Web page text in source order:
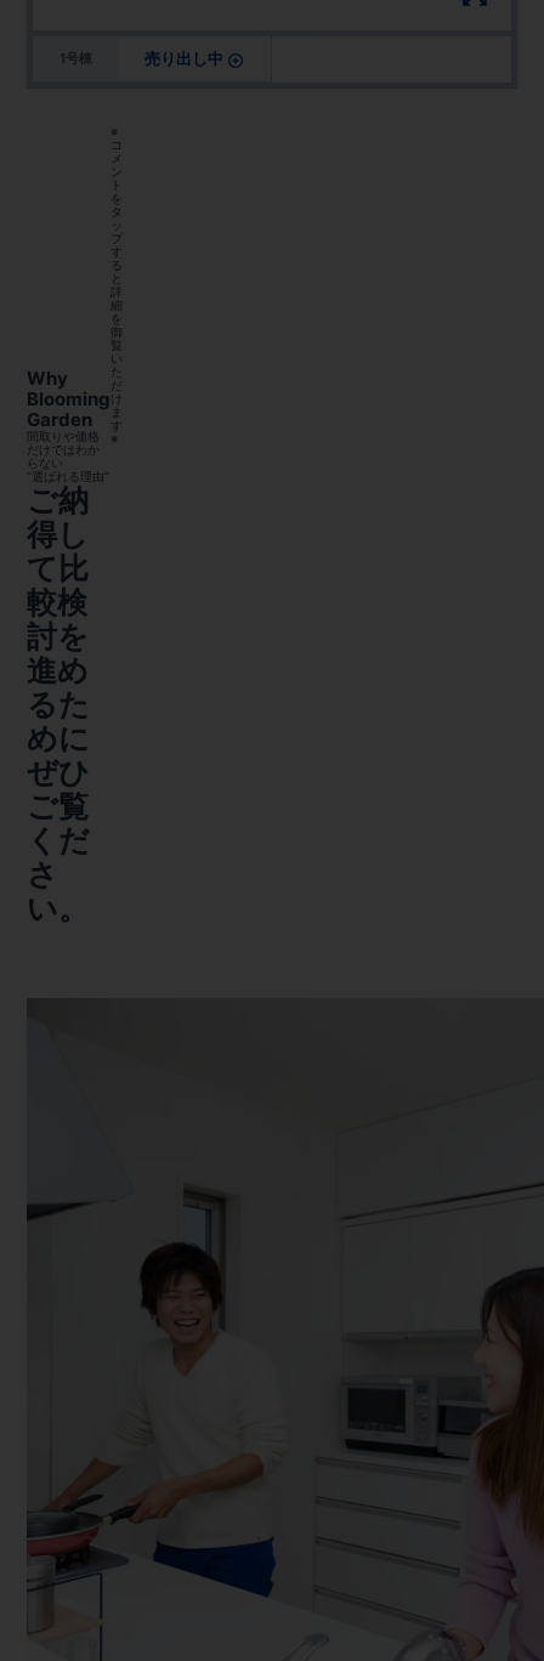
1号棟 売り出し中
Why
Blooming
Garden
間取りや価格
だけではわか
らない
“選ばれる理由”
ご納
得し
て比
較検
討を
進め
るた
めに
ぜひ
ご覧
くだ
さ
い。
※
コ
メ
ン
ト
を
タ
ッ
プ
す
る
と
詳
細
を
御
覧
い
た
だ
け
ま
す
※